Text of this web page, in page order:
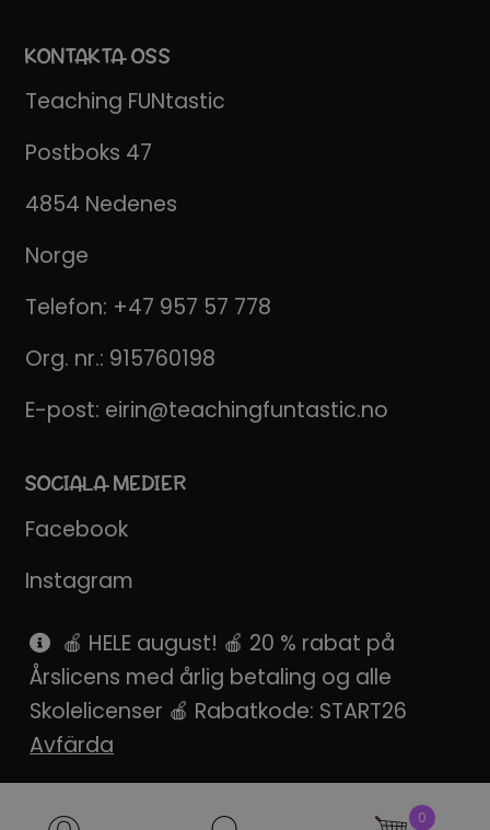
KONTAKTA OSS
Teaching FUNtastic
Postboks 47
4854 Nedenes
Norge
Telefon: +47 957 57 778
Org. nr.: 915760198
E-post: eirin@teachingfuntastic.no
SOCIALA MEDIER
Facebook
Instagram
Pinterest
SnapChat
Produktsökning 0
🍎 HELE august! 🍎 20 % rabat på
Årslicens med årlig betaling og alle
Skolelicenser 🍎 Rabatkode: START26
Avfärda